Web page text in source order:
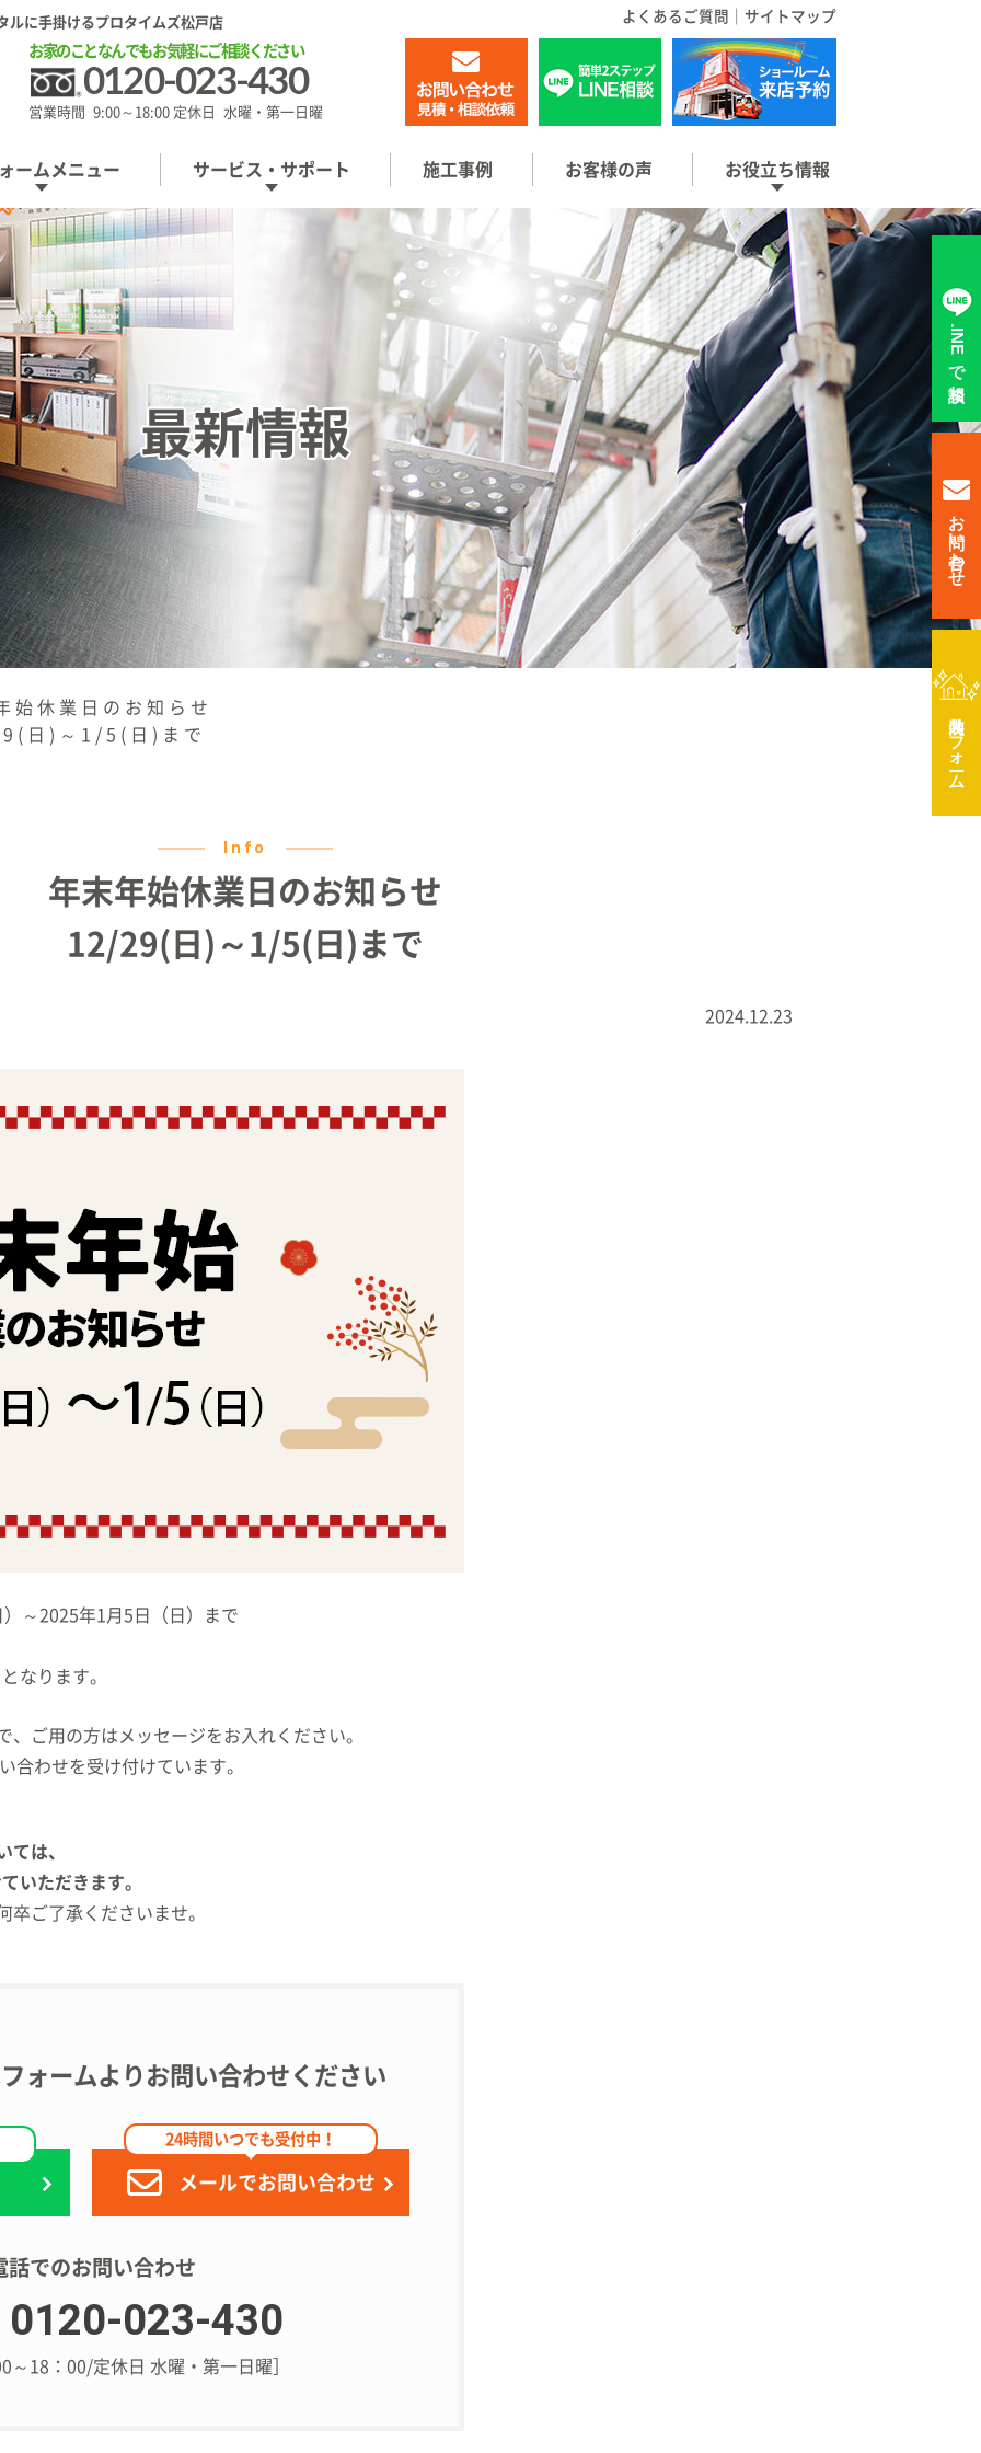
ルに手掛けるプロタイムズ松戸店 よくあるご質問 サイトマップ
お家のことなんでもお気軽にご相談ください
0120-023-430
営業時間 9:00～18:00 定休日 水曜・第一日曜
ームメニュー サービス・サポート 施工事例 お客様の声 お役立ち情報
最新情報
始休業日のお知らせ
日)～1/5(日)まで
Info
年末年始休業日のお知らせ
12/29(日)～1/5(日)まで
2024.12.23
～2025年1月5日（日）まで
なります。
ご用の方はメッセージをお入れください。
合わせを受け付けています。
ては、
いただきます。
卒ご了承くださいませ。
ォームよりお問い合わせください
24時間いつでも受付中！
メールでお問い合わせ
話でのお問い合わせ
0120-023-430
～18：00/定休日 水曜・第一日曜］
LINEで相談
お問い合わせ
リフォーム